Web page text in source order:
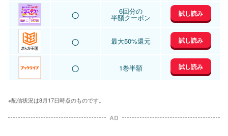
○ 6回分の
半額クーポン 試し読み
○ 最大50%還元 試し読み
○ 1巻半額 試し読み
※配信状況は8月17日時点のものです。
AD